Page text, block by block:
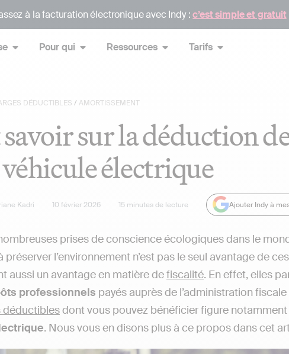
à la facturation électronique avec Indy :c’est simple et gratuit
Pour qui Ressources Tarifs
DÉDUCTIBLES / AMORTISSEMENT
sur la déduction
électrique
Kadri 10 février 2026 15 minutes de lecture Ajouter Indy à
prises de conscience écologiques dans le
préserver l’environnement n’est pas le seul avantage de
aussi un avantage en matière defiscalité. En effet, elles
professionnels payés auprès de l’administration
déductiblesdont vous pouvez bénéficier figure notamment
. Nous vous en disons plus à ce propos dans cet